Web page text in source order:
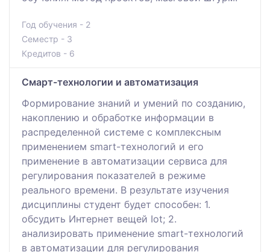
Год обучения - 2
Семестр - 3
Кредитов - 6
Смарт-технологии и автоматизация
Формирование знаний и умений по созданию,
накоплению и обработке информации в
распределенной системе с комплексным
применением smart-технологий и его
применение в автоматизации сервиса для
регулирования показателей в режиме
реального времени. В результате изучения
дисциплины студент будет способен: 1.
обсудить Интернет вещей Iot; 2.
анализировать применение smart-технологий
в автоматизации для регулирования